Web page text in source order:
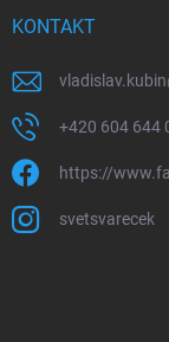
KONTAKT
vladislav.kubin
+420 604 644
https://
svetsvarecek